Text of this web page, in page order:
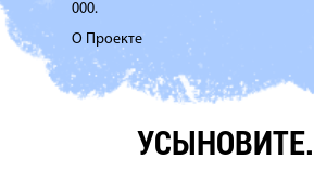
000.
О Проекте
УСЫНОВИТЕ.